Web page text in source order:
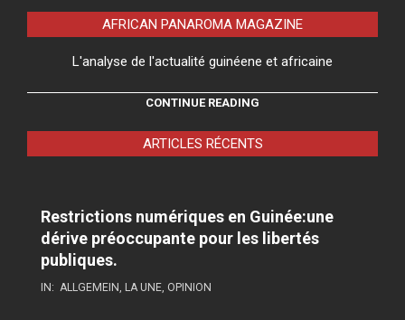
AFRICAN PANAROMA MAGAZINE
L'analyse de l'actualité guinéene et africaine
CONTINUE READING
ARTICLES RÉCENTS
Restrictions numériques en Guinée:une
dérive préoccupante pour les libertés
publiques.
IN: ALLGEMEIN, LA UNE, OPINION